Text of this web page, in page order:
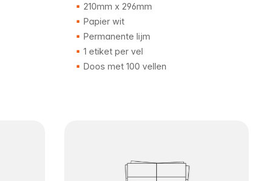
210mm x 296mm
Papier wit
Permanente lijm
1 etiket per vel
Doos met 100 vellen